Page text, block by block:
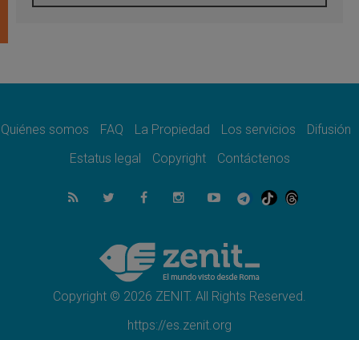
En Colombia, «la paz no se compra con una
08.08.2026
08.08.2026
del Buen Consejo de Genazzano
Filipinas: el Vicariato Apostólico de Calapán
se convierte en diócesis
Honduras: Los desplazados invisibles de una
crisis olvidada
Quiénes somos FAQ La Propiedad Los servicios
Difusión
Estatus legal
Copyright Contáctenos
Copyright © 2026 ZENIT. All Rights Reserved.
https://es.zenit.org